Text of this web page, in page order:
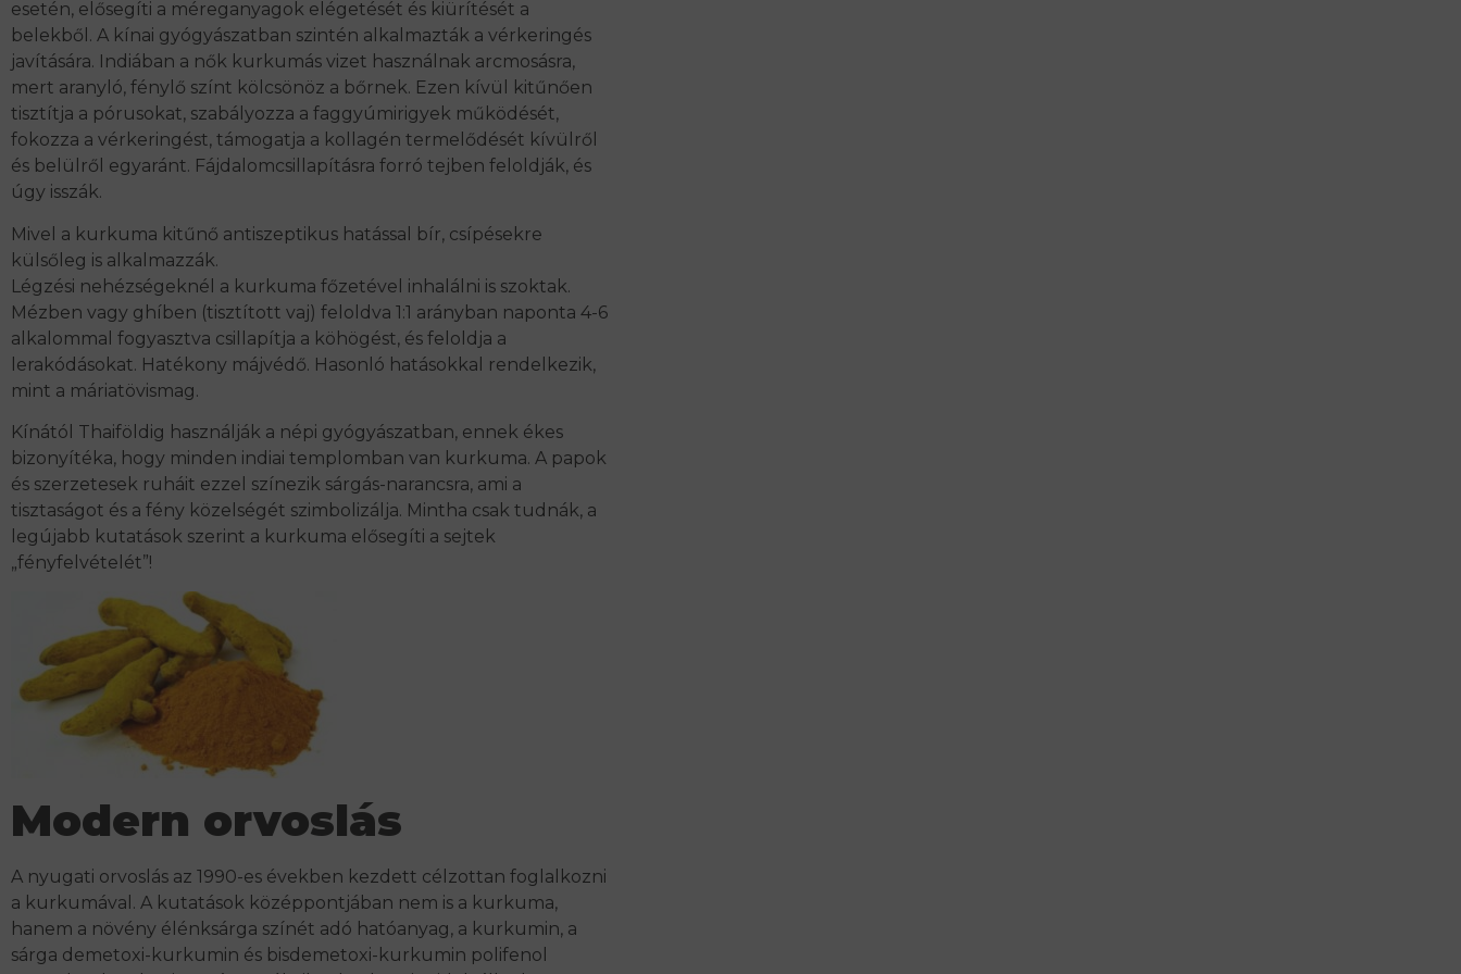
esetén, elősegíti a méreganyagok elégetését és kiürítését a
belekből. A kínai gyógyászatban szintén alkalmazták a vérkeringés
javítására. Indiában a nők kurkumás vizet használnak arcmosásra,
mert aranyló, fénylő színt kölcsönöz a bőrnek. Ezen kívül kitűnően
tisztítja a pórusokat, szabályozza a faggyúmirigyek működését,
fokozza a vérkeringést, támogatja a kollagén termelődését kívülről
és belülről egyaránt. Fájdalomcsillapításra forró tejben feloldják, és
úgy isszák.
Mivel a kurkuma kitűnő antiszeptikus hatással bír, csípésekre
külsőleg is alkalmazzák.
Légzési nehézségeknél a kurkuma főzetével inhalálni is szoktak.
Mézben vagy ghíben (tisztított vaj) feloldva 1:1 arányban naponta 4-6
alkalommal fogyasztva csillapítja a köhögést, és feloldja a
lerakódásokat. Hatékony májvédő. Hasonló hatásokkal rendelkezik,
mint a máriatövismag.
Kínától Thaiföldig használják a népi gyógyászatban, ennek ékes
bizonyítéka, hogy minden indiai templomban van kurkuma. A papok
és szerzetesek ruháit ezzel színezik sárgás-narancsra, ami a
tisztaságot és a fény közelségét szimbolizálja. Mintha csak tudnák, a
legújabb kutatások szerint a kurkuma elősegíti a sejtek
„fényfelvételét”!
Modern orvoslás
A nyugati orvoslás az 1990-es években kezdett célzottan foglalkozni
a kurkumával. A kutatások középpontjában nem is a kurkuma,
hanem a növény élénksárga színét adó hatóanyag, a kurkumin, a
sárga demetoxi-kurkumin és bisdemetoxi-kurkumin polifenol